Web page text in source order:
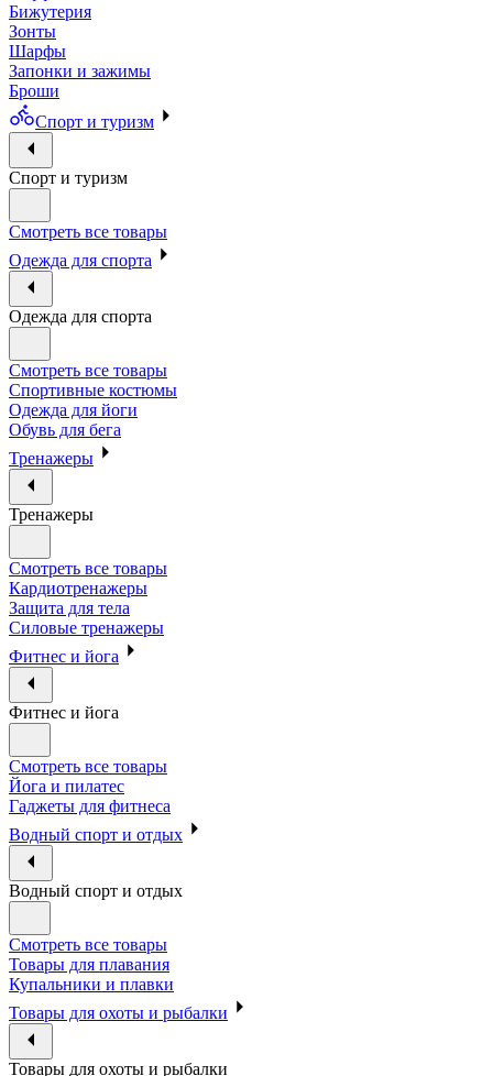
Бижутерия
Зонты
Шарфы
Запонки и зажимы
Броши
Спорт и туризм
Спорт и туризм
Смотреть все товары
Одежда для спорта
Одежда для спорта
Смотреть все товары
Спортивные костюмы
Одежда для йоги
Обувь для бега
Тренажеры
Тренажеры
Смотреть все товары
Кардиотренажеры
Защита для тела
Силовые тренажеры
Фитнес и йога
Фитнес и йога
Смотреть все товары
Йога и пилатес
Гаджеты для фитнеса
Водный спорт и отдых
Водный спорт и отдых
Смотреть все товары
Товары для плавания
Купальники и плавки
Товары для охоты и рыбалки
Товары для охоты и рыбалки